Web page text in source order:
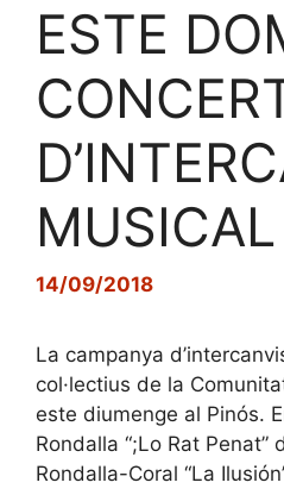
ESTE
MUSICAL
14/09/2018
La campanya
col·lectius de la
este diumenge al Pinós.
Rondalla “;Lo Rat Penat”
Rondalla-Coral “La